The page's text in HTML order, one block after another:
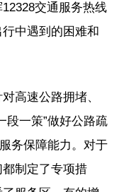
交通服务热线
中遇到的困难和
高速公路拥堵、
段一策”做好公路疏
务保障能力。对于
制定了专项措